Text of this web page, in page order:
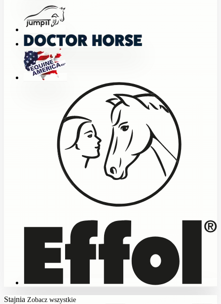
Stajnia Zobacz wszystkie